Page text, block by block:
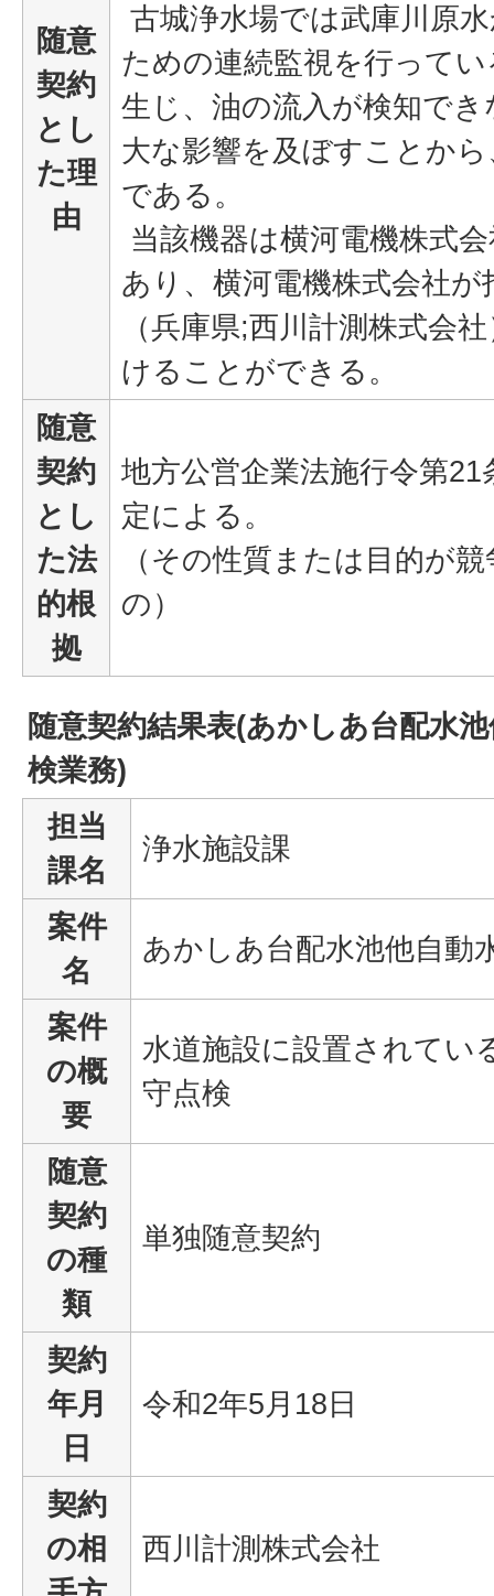
随意
契約
とし
た理
由
古城浄水場では武庫川原
ための連続監視を行って
生じ、油の流入が検知で
大な影響を及ぼすことか
である。
当該機器は横河電機株式
あり、横河電機株式会社
（兵庫県;西川計測株式会
けることができる。
随意
契約
とし
た法
的根
拠
地方公営企業法施行令第
定による。
（その性質または目的が
の）
随意契約結果表(あかしあ台配水
検業務)
担当
課名
浄水施設課
案件
名
あかしあ台配水池他自動
案件
の概
要
水道施設に設置されてい
守点検
随意
契約
の種
類
単独随意契約
契約
年月
日
令和2年5月18日
契約
の相
西川計測株式会社